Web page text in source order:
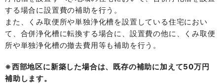
する場合に設置費の補助を行う。
また、くみ取便所や単独浄化槽を設置している住宅におい
て、合併浄化槽に転換する場合に、設置費の他に、くみ取便
所や単独浄化槽の撤去費用等も補助を行う。
※西部地区に新築した場合は、既存の補助に加えて50万円
補助します。